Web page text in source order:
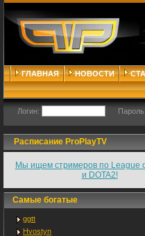
ГЛАВНАЯ НОВОСТИ
Логин: Пароль:
Расписание ProPlayTV
Мы ищем стримеров по League
и DOTA2!
Самые богатые
ggtt
Hvostyn